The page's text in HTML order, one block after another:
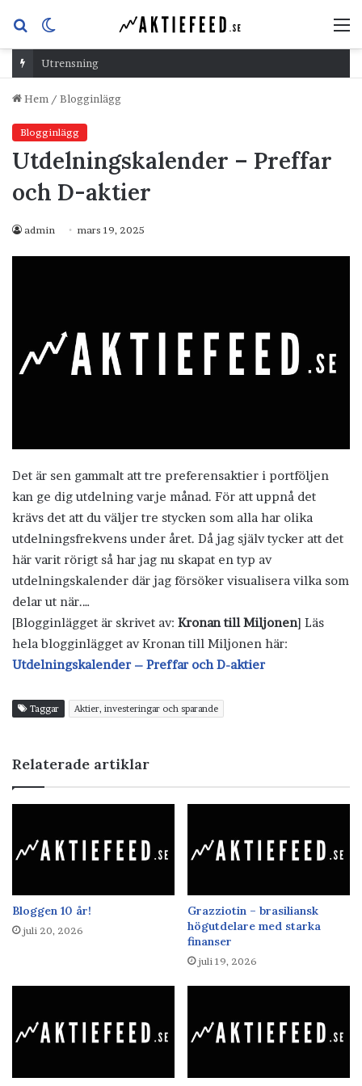
Sök
efterskin
Utrensning
Hem / Blogginlägg
Blogginlägg
Utdelningskalender – Preffar
och D-aktier
admin mars 19, 2025
Det är sen gammalt att tre preferensaktier i portföljen
kan ge dig utdelning varje månad. För att uppnå det
krävs det att du väljer tre stycken som alla har olika
utdelningsfrekvens under året. Då jag själv tycker att det
här varit rörigt så har jag nu skapat en typ av
utdelningskalender där jag försöker visualisera vilka som
delar ut när.…
[Blogginlägget är skrivet av: Kronan till Miljonen] Läs
hela blogginlägget av Kronan till Miljonen här:
Utdelningskalender – Preffar och D-aktier
Taggar Aktier, investeringar och sparande
Relaterade artiklar
Bloggen 10 år!
juli 20, 2026
Grazziotin – brasiliansk
högutdelare med starka
finanser
juli 19, 2026